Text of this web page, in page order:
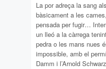
La por adreça la sang
bàsicament a les
pensada per fugir…
un lleó a la càrrega
pedra o les mans nues
impossible, amb el
Damm i l’Arnold